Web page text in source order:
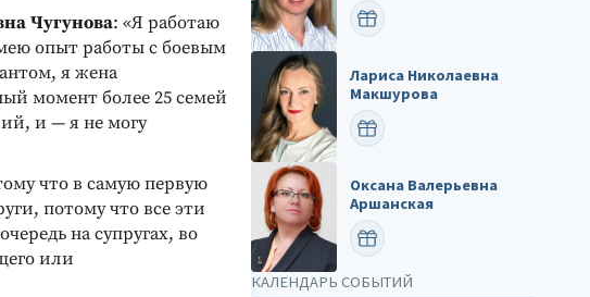
Чугунова: «Я работаю
опыт работы с боевым
я жена
момент более 25 семей
и — я не могу
что в самую первую
потому что все эти
на супругах, во
или
Реклама
ПОЗДРАВИТЬ
Лариса Николаевна
Макшурова
ПОЗДРАВИТЬ
Оксана Валерьевна
Аршанская
ПОЗДРАВИТЬ
КАЛЕНДАРЬ СОБЫТИЙ